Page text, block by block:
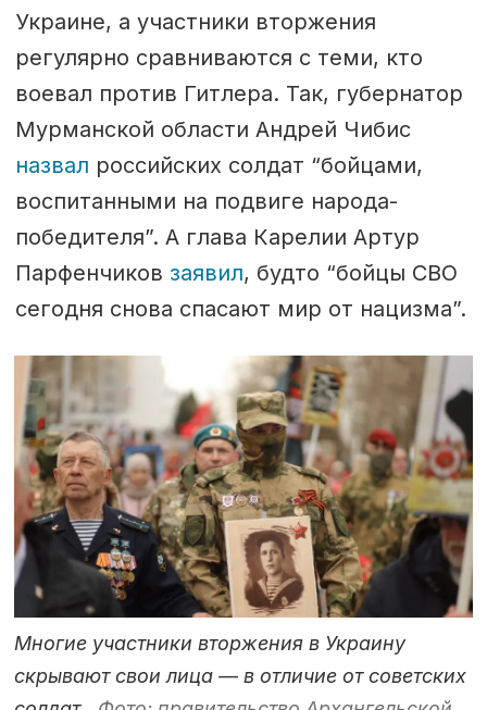
Украине, а участники вторжения
регулярно сравниваются с теми, кто
воевал против Гитлера. Так, губернатор
Мурманской области Андрей Чибис
назвал российских солдат “бойцами,
воспитанными на подвиге народа-
победителя”. А глава Карелии Артур
Парфенчиков заявил, будто “бойцы СВО
сегодня снова спасают мир от нацизма”.
Многие участники вторжения в Украину
скрывают свои лица — в отличие от советских